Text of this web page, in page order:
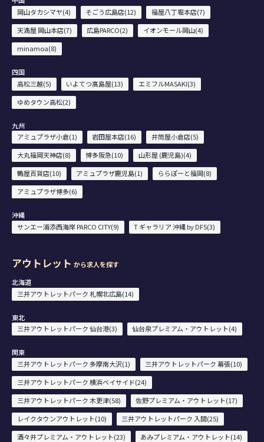
岡山タカシマヤ(4)
そごう広島店(12)
福屋八丁堀本店(7)
天満屋 岡山本店(7)
広島PARCO(2)
イオンモール岡山(4)
minamoa(8)
四国
高松三越(5)
いよてつ髙島屋(13)
エミフルMASAKI(3)
ゆめタウン高松(2)
九州
アミュプラザ小倉(1)
岩田屋本店(16)
井筒屋小倉店(5)
大丸福岡天神店(8)
博多阪急(10)
山形屋 (鹿児島)(4)
鶴屋百貨店(10)
アミュプラザ鹿児島(1)
ららぽーと福岡(8)
アミュプラザ博多(6)
沖縄
サンエー浦添西海岸 PARCO CITY(9)
T ギャラリア 沖縄 by DFS(3)
アウトレット から求人を探す
北海道
三井アウトレットパーク 札幌北広島(14)
東北
三井アウトレットパーク 仙台港(3)
仙台泉プレミアム・アウトレット(4)
関東
三井アウトレットパーク 多摩南大沢(1)
三井アウトレットパーク 幕張(10)
三井アウトレットパーク 横浜ベイサイド(24)
三井アウトレットパーク 木更津(58)
佐野プレミアム・アウトレット(17)
レイクタウンアウトレット(10)
三井アウトレットパーク 入間(25)
酒々井プレミアム・アウトレット(23)
あみプレミアム・アウトレット(14)